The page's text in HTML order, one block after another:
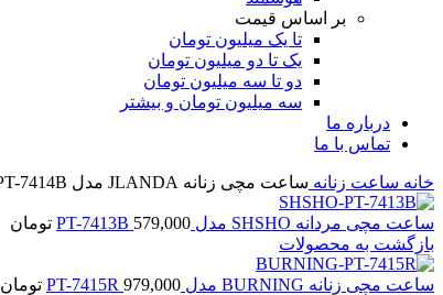
بر اساس قیمت
تا یک میلیون تومان
یک تا دو میلیون تومان
دو تا سه میلیون تومان
سه میلیون تومان و بیشتر
درباره ما
تماس با ما
خانه ساعت زنانه ساعت مچی زنانه JLANDA مدل PT-7414B
ساعت مچی مردانه SHSHO مدل PT-7413B 579,000
تومان
بازگشت به محصولات
ساعت مچی زنانه BURNING مدل PT-7415R 979,000
تومان